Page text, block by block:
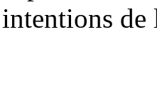
de